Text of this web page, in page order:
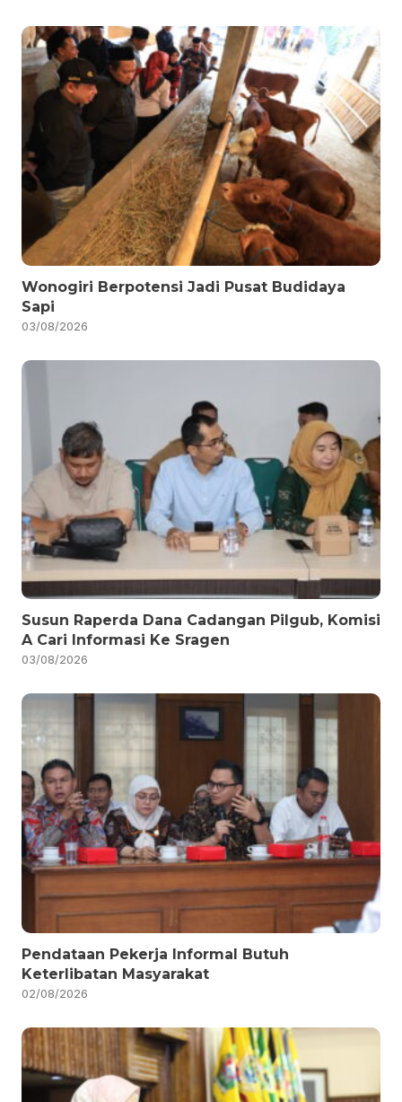
Wonogiri Berpotensi Jadi Pusat Budidaya
Sapi
03/08/2026
Susun Raperda Dana Cadangan Pilgub, Komisi
A Cari Informasi Ke Sragen
03/08/2026
Pendataan Pekerja Informal Butuh
Keterlibatan Masyarakat
02/08/2026